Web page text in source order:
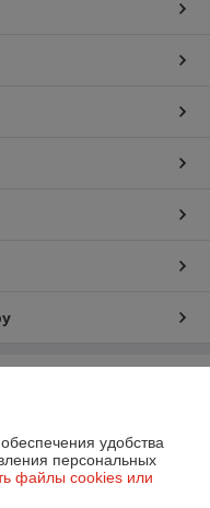
удобства
персональных
файлы cookies или